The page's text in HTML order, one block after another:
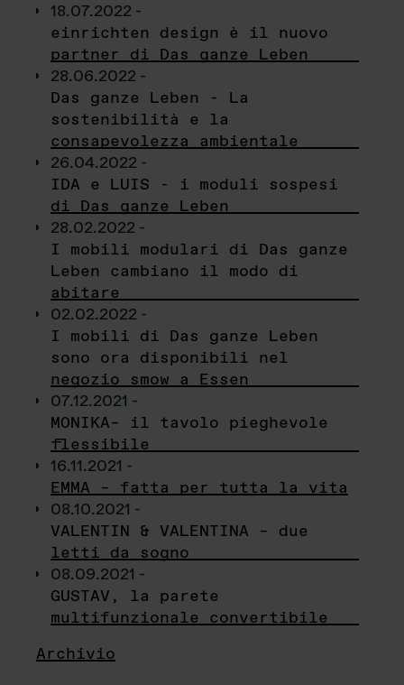
18.07.2022 -
einrichten design è il nuovo
partner di Das ganze Leben
28.06.2022 -
Das ganze Leben - La
sostenibilità e la
consapevolezza ambientale
26.04.2022 -
IDA e LUIS - i moduli sospesi
di Das ganze Leben
28.02.2022 -
I mobili modulari di Das ganze
Leben cambiano il modo di
abitare
02.02.2022 -
I mobili di Das ganze Leben
sono ora disponibili nel
negozio smow a Essen
07.12.2021 -
MONIKA– il tavolo pieghevole
flessibile
16.11.2021 -
EMMA – fatta per tutta la vita
08.10.2021 -
VALENTIN & VALENTINA – due
letti da sogno
08.09.2021 -
GUSTAV, la parete
multifunzionale convertibile
Archivio